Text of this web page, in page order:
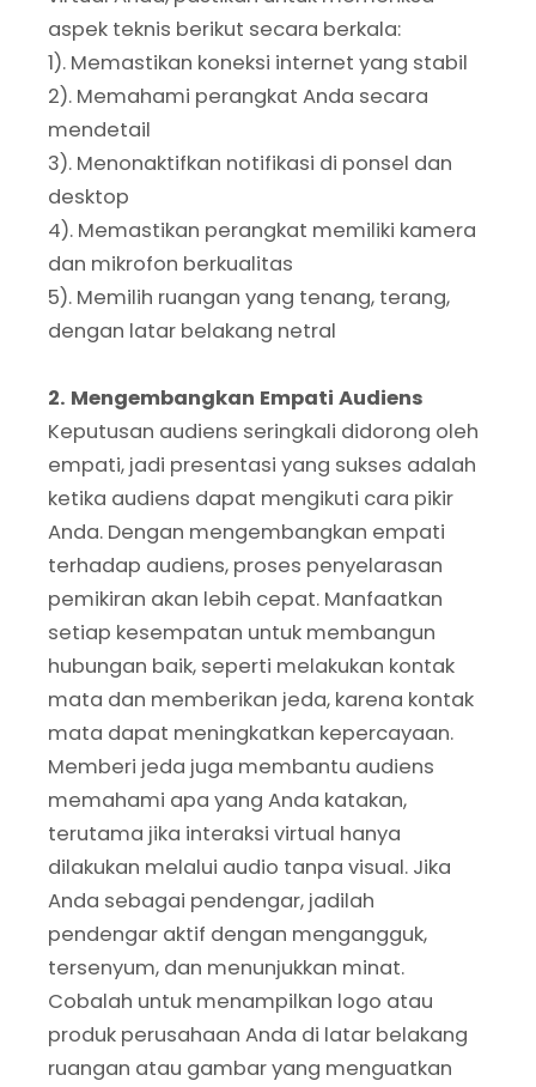
aspek teknis berikut secara berkala:
1). Memastikan koneksi internet yang stabil
2). Memahami perangkat Anda secara
mendetail
3). Menonaktifkan notifikasi di ponsel dan
desktop
4). Memastikan perangkat memiliki kamera
dan mikrofon berkualitas
5). Memilih ruangan yang tenang, terang,
dengan latar belakang netral
2. Mengembangkan Empati Audiens
Keputusan audiens seringkali didorong oleh
empati, jadi presentasi yang sukses adalah
ketika audiens dapat mengikuti cara pikir
Anda. Dengan mengembangkan empati
terhadap audiens, proses penyelarasan
pemikiran akan lebih cepat. Manfaatkan
setiap kesempatan untuk membangun
hubungan baik, seperti melakukan kontak
mata dan memberikan jeda, karena kontak
mata dapat meningkatkan kepercayaan.
Memberi jeda juga membantu audiens
memahami apa yang Anda katakan,
terutama jika interaksi virtual hanya
dilakukan melalui audio tanpa visual. Jika
Anda sebagai pendengar, jadilah
pendengar aktif dengan mengangguk,
tersenyum, dan menunjukkan minat.
Cobalah untuk menampilkan logo atau
produk perusahaan Anda di latar belakang
ruangan atau gambar yang menguatkan